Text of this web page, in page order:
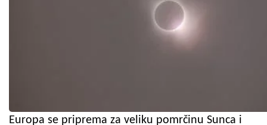
Europa se priprema za veliku pomrčinu Sunca i